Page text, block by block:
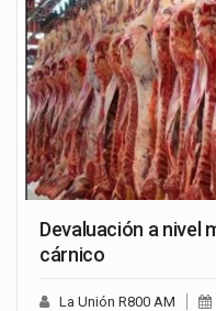
Devaluación a nivel
cárnico
La Unión R800 AM